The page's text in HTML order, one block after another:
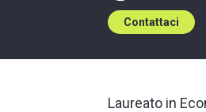
Contattaci
Laureato in